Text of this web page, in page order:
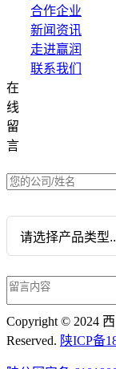
合作企业
新闻资讯
走进赢润
联系我们
在
线
留
言
Copyright © 2024
Reserved. 陕ICP备